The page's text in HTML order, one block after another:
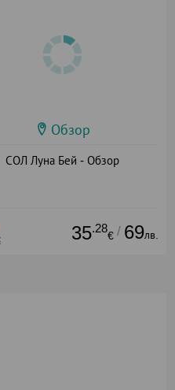
Обзор
СОЛ Луна Бей - Обзор
35.28
€ / 69лв.